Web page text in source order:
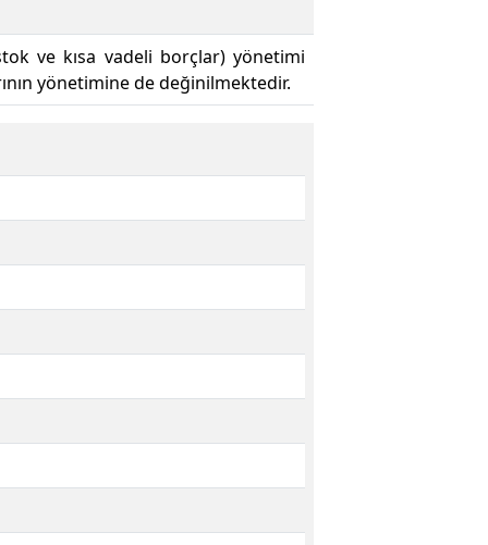
ve kısa vadeli borçlar) yönetimi
yönetimine de değinilmektedir.